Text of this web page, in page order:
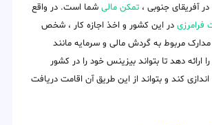
آفریقای جنوبی ، تمکن مالی شما است. در واقع
در این کشور و اخذ اجازه کار ، شخص
مدارک مربوط به گردش مالی و سرمایه مانند
ارائه دهد تا بتواند بیزینس خود را در کشور
اندازی کند و بتواند از این طریق آن اقامت دریافت